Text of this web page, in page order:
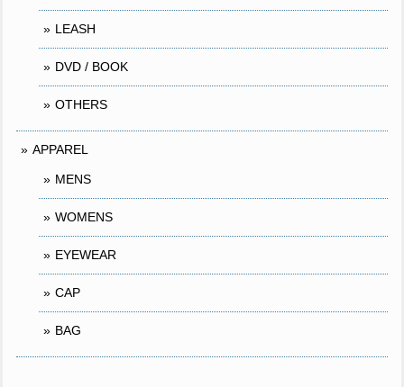
LEASH
DVD / BOOK
OTHERS
APPAREL
MENS
WOMENS
EYEWEAR
CAP
BAG